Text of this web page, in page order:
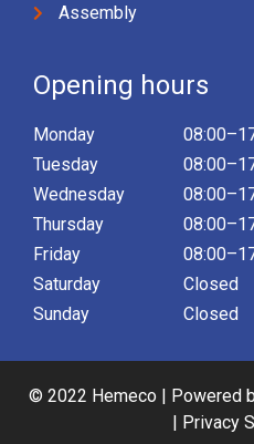
Assembly
Opening hours
Monday
Tuesday
Wednesday
Thursday
Friday
Saturday
Sunday
Closed
Closed
© 2022 Hemeco | Powered
| Privacy